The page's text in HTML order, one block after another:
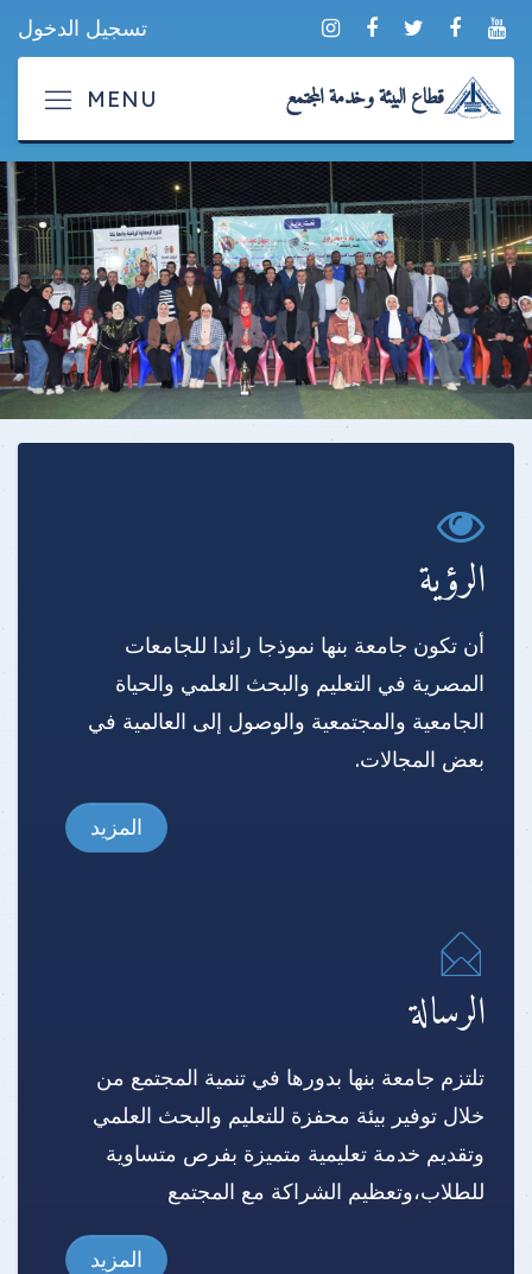
تسجيل الدخول
قطاع البيئة وخدمة المجتمع
الرؤية
أن تكون جامعة بنها نموذجا رائدا للجامعات
المصرية في التعليم والبحث العلمي والحياة
الجامعية والمجتمعية والوصول إلى العالمية في
بعض المجالات.
المزيد
الرسالة
تلتزم جامعة بنها بدورها في تنمية المجتمع من
خلال توفير بيئة محفزة للتعليم والبحث العلمي
وتقديم خدمة تعليمية متميزة بفرص متساوية
للطلاب،وتعظيم الشراكة مع المجتمع
المزيد